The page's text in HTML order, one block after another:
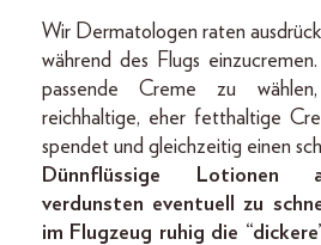
Wir Dermatologen raten
während des Flugs
passende Creme zu
reichhaltige, eher fetthaltige
spendet und gleichzeitig einen
Dünnflüssige Lotionen
verdunsten eventuell zu
im Flugzeug ruhig die